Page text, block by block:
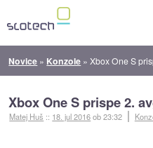
Novice » Konzole »Xbox One S
Xbox One S prispe 2.
Matej Huš :: 18. jul 2016ob 23:32